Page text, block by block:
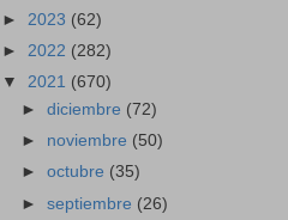
► 2023 (62)
► 2022 (282)
▼ 2021 (670)
►diciembre (72)
► noviembre (50)
►octubre (35)
►septiembre (26)